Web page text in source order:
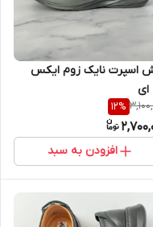
اسپرت نایک زوم ایکس
ای
12%
افزودن به سبد